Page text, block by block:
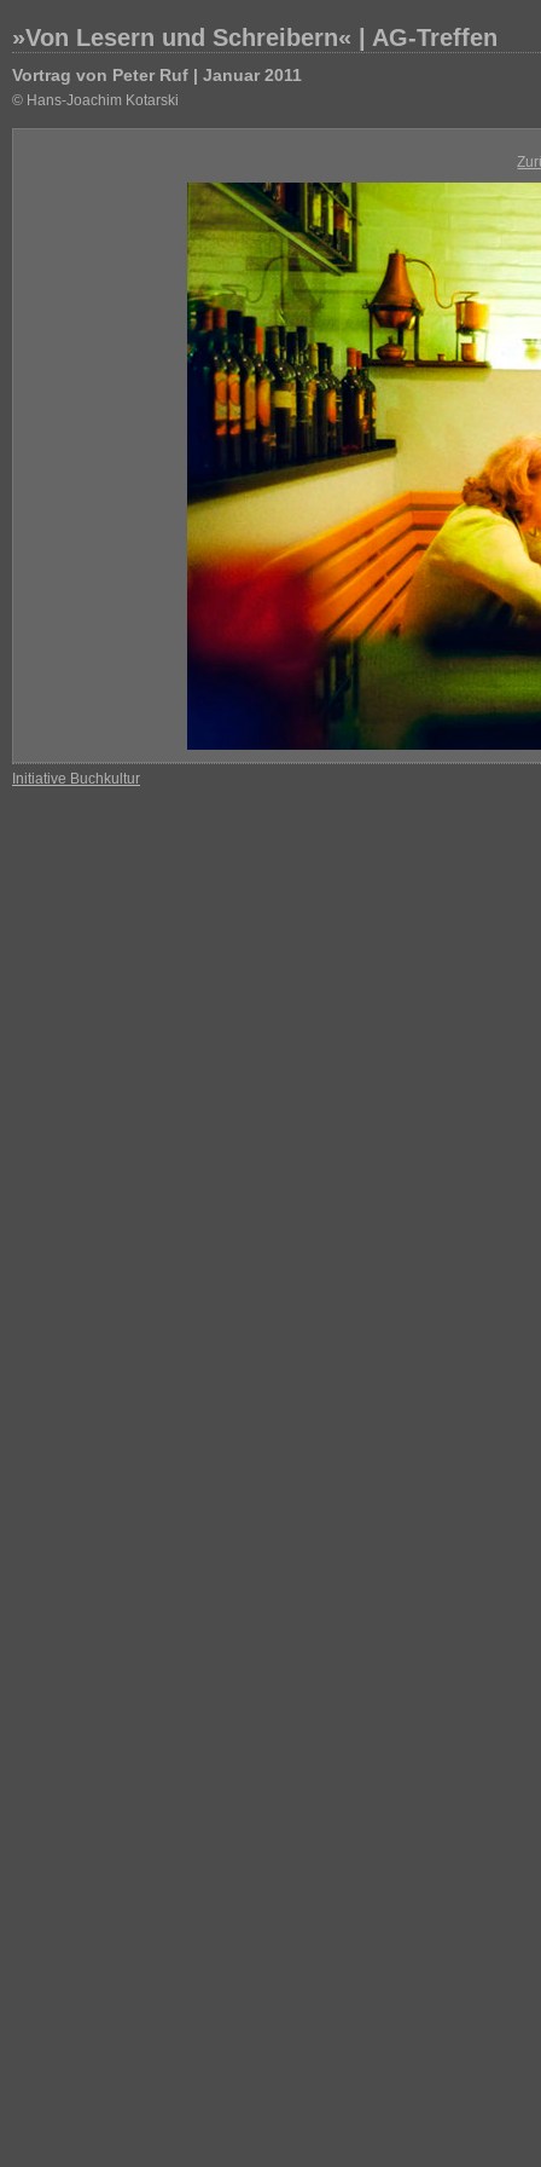
»Von Lesern und Schreibern« | AG-Treffen
Vortrag von Peter Ruf | Januar 2011
© Hans-Joachim Kotarski
Initiative Buchkultur